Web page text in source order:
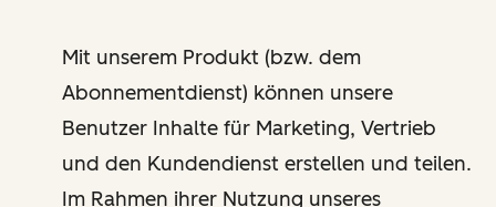
Mit unserem Produkt (bzw. dem
Abonnementdienst) können unsere
Benutzer Inhalte für Marketing, Vertrieb
und den Kundendienst erstellen und teilen.
Im Rahmen ihrer Nutzung unseres